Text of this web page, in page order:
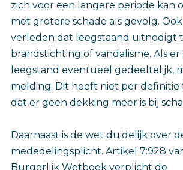
zich voor een langere periode kan
met grotere schade als gevolg.
verleden dat leegstaand uitnodigt
brandstichting of vandalisme. Als er
leegstand eventueel gedeeltelijk,
melding. Dit hoeft niet per
dat er geen dekking meer is bij
Daarnaast is de wet duidelijk over
mededelingsplicht. Artikel 7:928
Burgerlijk Wetboek verplicht de